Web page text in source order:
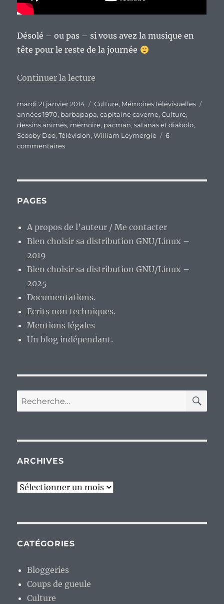
Désolé – ou pas – si vous avez la musique en
tête pour le reste de la journée
Continuer la lecture
Publié
le
mardi 21 janvier 2014 Catégories
Culture, Mémoires télévisuelles
années 1970, barbapapa,capitaine caverne,Culture,
dessins animés, mémoire, pacman,satanas et diabolo,
Scooby Doo,Télévision,William Leymergie
6
commentairessur
épisode
9
dessins
un
bizarre…
PAGES
A propos de l’auteur / Me contacter
Bien choisir sa distribution GNU/Linux –
2019
Bien choisir sa distribution GNU/Linux –
2025
Documentations.
Ecrits non techniques.
Mentions légales
Un blog indépendant.
Recherche
pour :
ARCHIVES
Archives
CATÉGORIES
Bloggeries
Coups de gueule
Culture